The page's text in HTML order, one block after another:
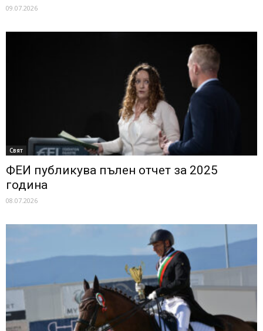
09.07.2026
Свят
ФЕИ публикува пълен отчет за 2025
година
08.07.2026